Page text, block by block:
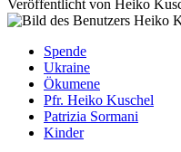
Veröffentlicht von Heiko
Spende
Ukraine
Ökumene
Pfr. Heiko Kuschel
Patrizia Sormani
Kinder